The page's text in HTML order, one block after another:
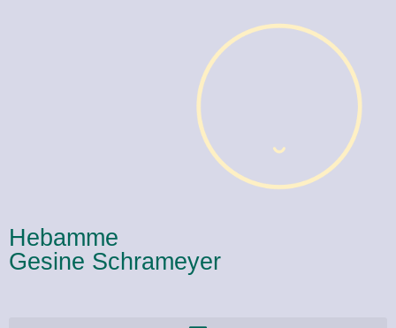
Hebamme
Gesine Schrameyer